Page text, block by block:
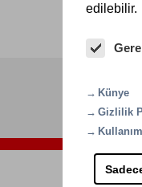
edilebilir.
Künye
Gizlilik